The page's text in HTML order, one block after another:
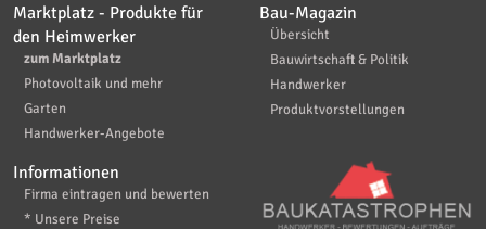
Marktplatz - Produkte für
den Heimwerker
zum Marktplatz
Photovoltaik und mehr
Garten
Handwerker-Angebote
Bau-Magazin
Übersicht
Bauwirtschaft & Politik
Handwerker
Produktvorstellungen
Informationen
Firma eintragen und bewerten
* Unsere Preise